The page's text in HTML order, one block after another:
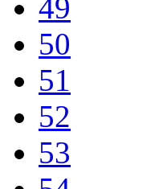
49
50
51
52
53